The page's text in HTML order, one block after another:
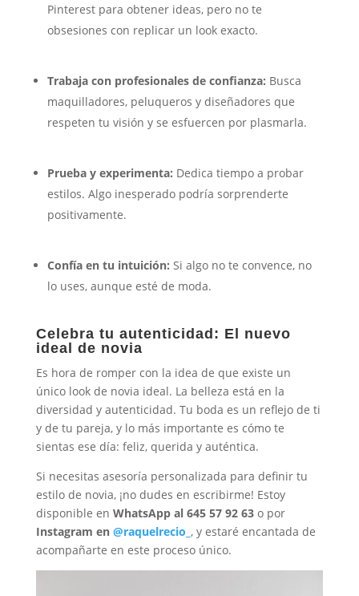
Pinterest para obtener ideas, pero no te
obsesiones con replicar un look exacto.
Trabaja con profesionales de confianza: Busca
maquilladores, peluqueros y diseñadores que
respeten tu visión y se esfuercen por plasmarla.
Prueba y experimenta: Dedica tiempo a probar
estilos. Algo inesperado podría sorprenderte
positivamente.
Confía en tu intuición: Si algo no te convence, no
lo uses, aunque esté de moda.
Celebra tu autenticidad: El nuevo
ideal de novia
Es hora de romper con la idea de que existe un
único look de novia ideal. La belleza está en la
diversidad y autenticidad. Tu boda es un reflejo de ti
y de tu pareja, y lo más importante es cómo te
sientas ese día: feliz, querida y auténtica.
Si necesitas asesoría personalizada para definir tu
estilo de novia, ¡no dudes en escribirme! Estoy
disponible en WhatsApp al 645 57 92 63o por
Instagram en @raquelrecio_ , y estaré encantada de
acompañarte en este proceso único.